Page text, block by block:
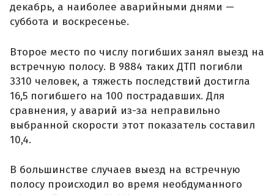
декабрь, а наиболее аварийными днями —
суббота и воскресенье.
Второе место по числу погибших занял выезд на
встречную полосу. В 9884 таких ДТП погибли
3310 человек, а тяжесть последствий достигла
16,5 погибшего на 100 пострадавших. Для
сравнения, у аварий из-за неправильно
выбранной скорости этот показатель составил
10,4.
В большинстве случаев выезд на встречную
полосу происходил во время необдуманного